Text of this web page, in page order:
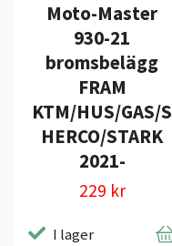
Moto-Master
930-21
bromsbelägg
FRAM
KTM/HUS/GAS/S
HERCO/STARK
2021-
229 kr
I lager